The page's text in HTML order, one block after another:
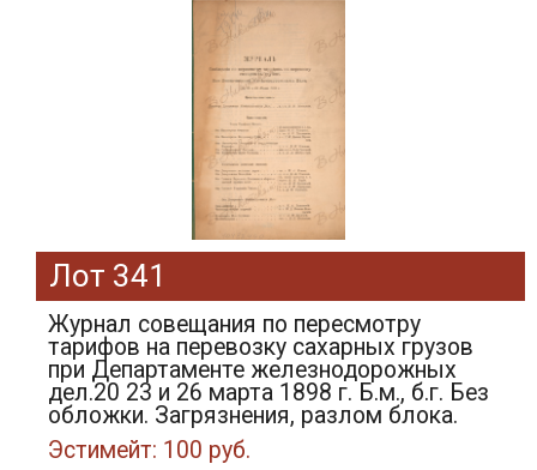
Лот 341
Журнал совещания по пересмотру
тарифов на перевозку сахарных грузов
при Департаменте железнодорожных
дел.20 23 и 26 марта 1898 г. Б.м., б.г. Без
обложки. Загрязнения, разлом блока.
Эстимейт: 100 руб.